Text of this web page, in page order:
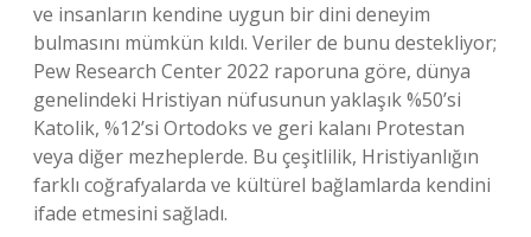
ve insanların kendine uygun bir dini deneyim
bulmasını mümkün kıldı. Veriler de bunu destekliyor;
Pew Research Center 2022 raporuna göre, dünya
genelindeki Hristiyan nüfusunun yaklaşık %50’si
Katolik, %12’si Ortodoks ve geri kalanı Protestan
veya diğer mezheplerde. Bu çeşitlilik, Hristiyanlığın
farklı coğrafyalarda ve kültürel bağlamlarda kendini
ifade etmesini sağladı.